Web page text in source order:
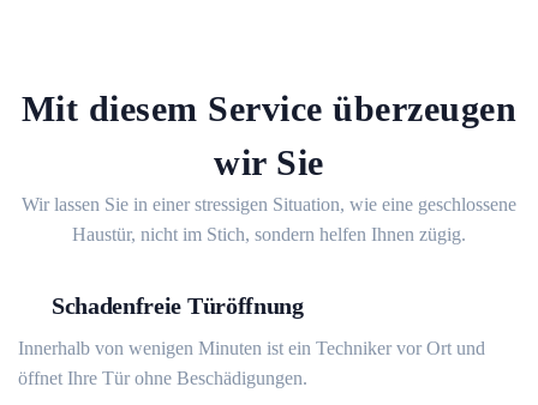
Mit diesem Service überzeugen
wir Sie
Wir lassen Sie in einer stressigen Situation, wie eine geschlossene
Haustür, nicht im Stich, sondern helfen Ihnen zügig.
Schadenfreie Türöffnung
Innerhalb von wenigen Minuten ist ein Techniker vor Ort und
öffnet Ihre Tür ohne Beschädigungen.